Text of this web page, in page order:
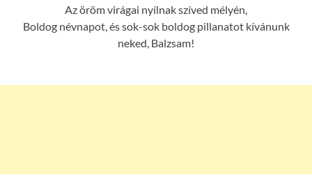
Az öröm virágai nyílnak szíved mélyén,
Boldog névnapot, és sok-sok boldog pillanatot kívánunk
neked, Balzsam!